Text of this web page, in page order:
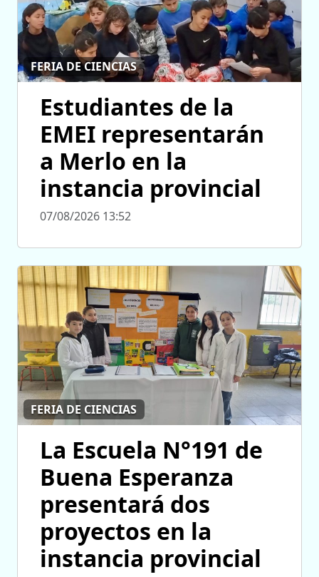
FERIA DE CIENCIAS
Estudiantes de la
EMEI representarán
a Merlo en la
instancia provincial
07/08/2026 13:52
FERIA DE CIENCIAS
La Escuela N°191 de
Buena Esperanza
presentará dos
proyectos en la
instancia provincial